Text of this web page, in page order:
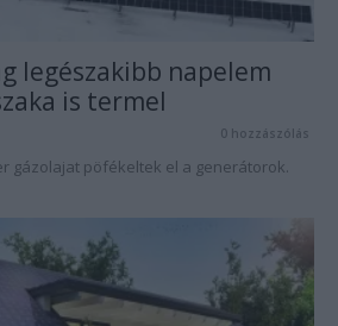
legészakibb napelem
is termel
0 hozzászólás
gázolajat pöfékeltek el a generátorok.